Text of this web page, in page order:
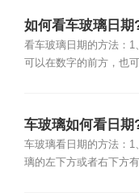
如何看车玻璃日期
看车玻璃日期的方法：1
可以在数字的前方，也
车玻璃如何看日期
车玻璃看日期的方法：1
璃的左下方或者右下方